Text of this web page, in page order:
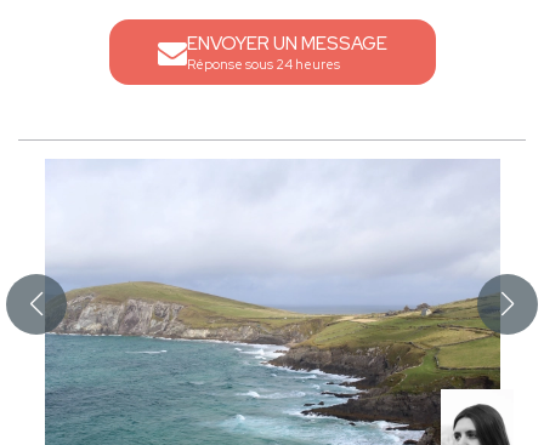
ENVOYER UN MESSAGE
Réponse sous 24 heures